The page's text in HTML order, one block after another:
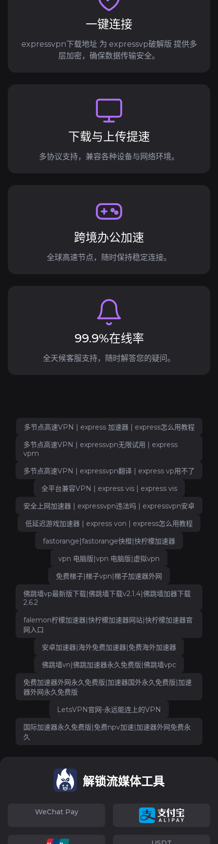
一键连接
expressvpn下载地址 为 expressvp破解版 提供多
层加密，确保数据传输安全。
下载与上传提速
多协议支持，兼容各种设备与网络环境。
跨境办公加速
全球高速节点，随时保持稳定连接。
99.9%在线率
全天候客服支持，随时解答您的疑问。
多节点高速VPN | express 加速器 | express怎么用教程
多节点高速VPN | expressvpn无限试用 | express
vpm
多节点高速VPN | expressvpn翻译 | express vp用不了
全平台兼容VPN | express vis | express vis
安全上网加速器 | expressvpn违法吗 | expressvpn安卓
低延迟游戏加速器 | express von | express怎么用教程
fastorange|fastorange快橙|快柠檬加速器
vpn 电脑版|vpn 电脑版|虚拟vpn
免费梯子|梯子vpn|梯子加速器外网
佛跳墙vp最新版下载|佛跳墙下载v2.1.4|佛跳墙加器下载
2.6.2
falemon柠檬加速器|快柠檬加速器网站|快柠檬加速器官
网入口
安卓加速器|海外免费加速器|免费海外加速器
佛跳墙vn|佛跳加速器永久免费版|佛跳墙vpc
免费加速器外网永久免费版|加速器国外永久免费版|加速
器外网永久免费版
LetsVPN官网-永远能连上的VPN
国际加速器永久免费版|免费npv加速|加速器外网免费永
久
解锁流媒体工具
WeChat Pay